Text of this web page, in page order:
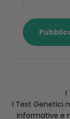
I
I Test Genetici
informative e